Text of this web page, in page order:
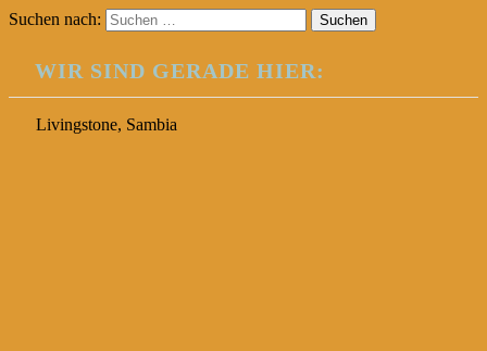
Suchen nach:
WIR SIND GERADE HIER:
Livingstone, Sambia